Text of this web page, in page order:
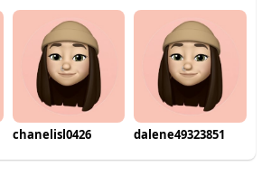
chanelisl0426 dalene49323851